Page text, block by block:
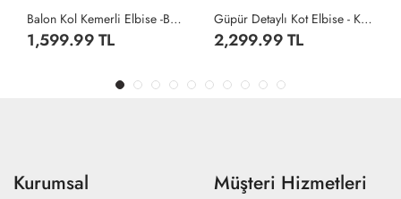
2,299.99 TL
Alin Elbise - Siyah
959.99 TL
Kurumsal Müşteri Hizmetleri